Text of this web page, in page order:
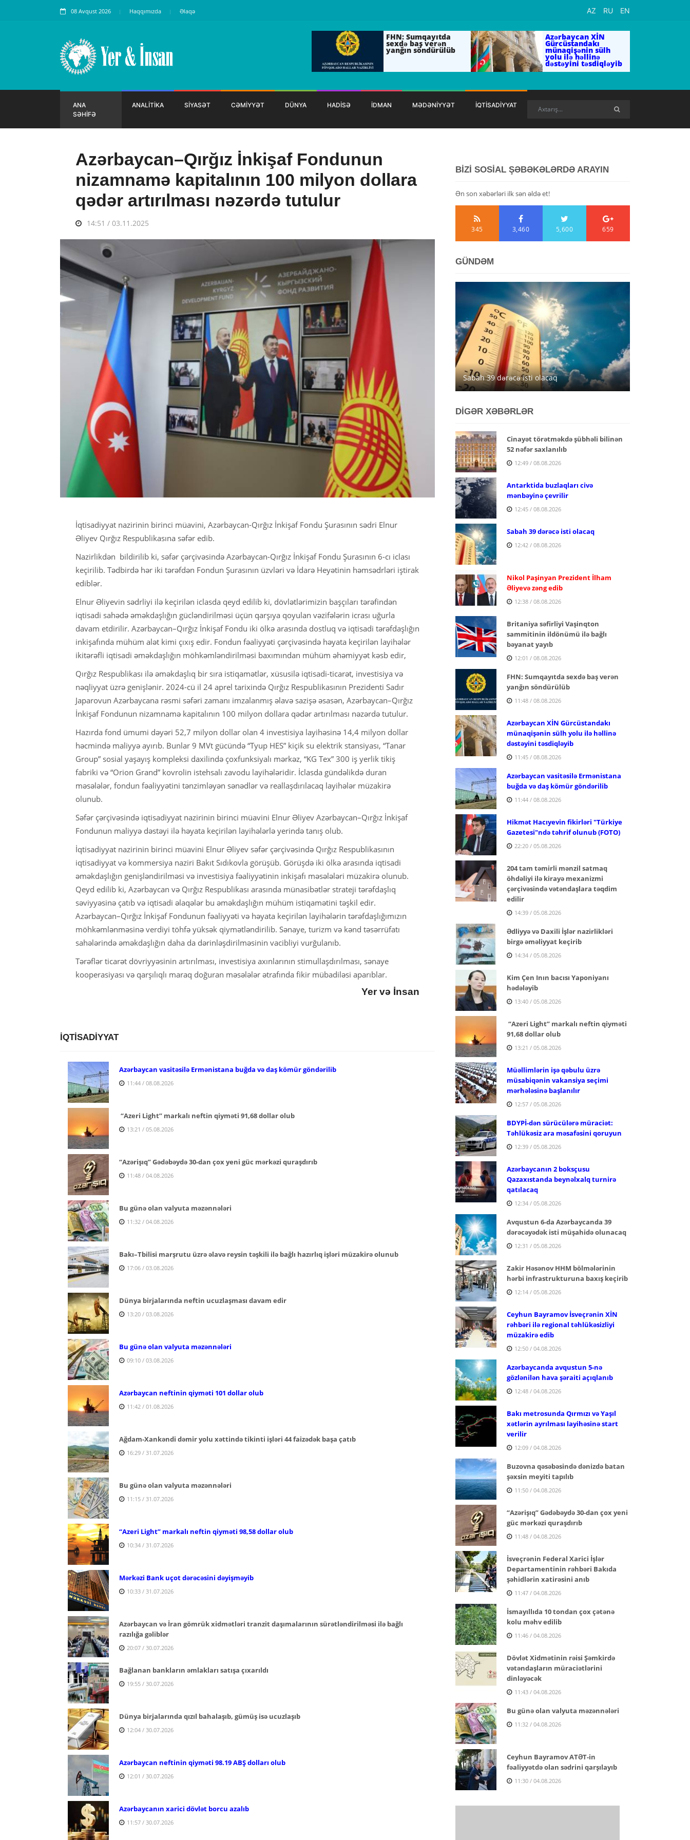
08 Avqust 2026 Haqqımızda Əlaqə AZ RU EN
FHN: Sumqayıtda
sexdə baş verən
yanğın söndürülüb
Azərbaycan XİN
Gürcüstandakı
münaqişənin sülh
yolu ilə həllinə
dəstəyini təsdiqləyib
ANA
SƏHİFƏ
ANALİTİKA SİYASƏT CƏMİYYƏT DÜNYA HADİSƏ İDMAN MƏDƏNİYYƏT İQTİSADİYYAT
Azərbaycan–Qırğız İnkişaf Fondunun
nizamnamə kapitalının 100 milyon dollara
qədər artırılması nəzərdə tutulur
14:51 / 03.11.2025
İqtisadiyyat nazirinin birinci müavini, Azərbaycan-Qırğız İnkişaf Fondu Şurasının sədri Elnur
Əliyev Qırğız Respublikasına səfər edib.
Nazirlikdən bildirilib ki, səfər çərçivəsində Azərbaycan-Qırğız İnkişaf Fondu Şurasının 6-cı iclası
keçirilib. Tədbirdə hər iki tərəfdən Fondun Şurasının üzvləri və İdarə Heyətinin həmsədrləri iştirak
ediblər.
Elnur Əliyevin sədrliyi ilə keçirilən iclasda qeyd edilib ki, dövlətlərimizin başçıları tərəfindən
iqtisadi sahədə əməkdaşlığın gücləndirilməsi üçün qarşıya qoyulan vəzifələrin icrası uğurla
davam etdirilir. Azərbaycan–Qırğız İnkişaf Fondu iki ölkə arasında dostluq və iqtisadi tərəfdaşlığın
inkişafında mühüm alət kimi çıxış edir. Fondun fəaliyyəti çərçivəsində həyata keçirilən layihələr
ikitərəfli iqtisadi əməkdaşlığın möhkəmləndirilməsi baxımından mühüm əhəmiyyət kəsb edir,
Qırğız Respublikası ilə əməkdaşlıq bir sıra istiqamətlər, xüsusilə iqtisadi-ticarət, investisiya və
nəqliyyat üzrə genişlənir. 2024-cü il 24 aprel tarixində Qırğız Respublikasının Prezidenti Sadır
Japarovun Azərbaycana rəsmi səfəri zamanı imzalanmış əlavə sazişə əsasən, Azərbaycan–Qırğız
İnkişaf Fondunun nizamnamə kapitalının 100 milyon dollara qədər artırılması nəzərdə tutulur.
Hazırda fond ümumi dəyəri 52,7 milyon dollar olan 4 investisiya layihəsinə 14,4 milyon dollar
həcmində maliyyə ayırıb. Bunlar 9 MVt gücündə “Tyup HES” kiçik su elektrik stansiyası, “Tanar
Group” sosial yaşayış kompleksi daxilində çoxfunksiyalı mərkəz, “KG Tex” 300 iş yerlik tikiş
fabriki və “Orion Grand” kovrolin istehsalı zavodu layihələridir. İclasda gündəlikdə duran
məsələlər, fondun fəaliyyətini tənzimləyən sənədlər və reallaşdırılacaq layihələr müzakirə
olunub.
Səfər çərçivəsində iqtisadiyyat nazirinin birinci müavini Elnur Əliyev Azərbaycan–Qırğız İnkişaf
Fondunun maliyyə dəstəyi ilə həyata keçirilən layihələrlə yerində tanış olub.
İqtisadiyyat nazirinin birinci müavini Elnur Əliyev səfər çərçivəsində Qırğız Respublikasının
iqtisadiyyat və kommersiya naziri Bakıt Sıdıkovla görüşüb. Görüşdə iki ölkə arasında iqtisadi
əməkdaşlığın genişləndirilməsi və investisiya fəaliyyətinin inkişafı məsələləri müzakirə olunub.
Qeyd edilib ki, Azərbaycan və Qırğız Respublikası arasında münasibətlər strateji tərəfdaşlıq
səviyyəsinə çatıb və iqtisadi əlaqələr bu əməkdaşlığın mühüm istiqamətini təşkil edir.
Azərbaycan–Qırğız İnkişaf Fondunun fəaliyyəti və həyata keçirilən layihələrin tərəfdaşlığımızın
möhkəmlənməsinə verdiyi töhfə yüksək qiymətləndirilib. Sənaye, turizm və kənd təsərrüfatı
sahələrində əməkdaşlığın daha da dərinləşdirilməsinin vacibliyi vurğulanıb.
Tərəflər ticarət dövriyyəsinin artırılması, investisiya axınlarının stimullaşdırılması, sənaye
kooperasiyası və qarşılıqlı maraq doğuran məsələlər ətrafında fikir mübadiləsi aparıblar.
Yer və İnsan
İQTİSADİYYAT
Azərbaycan vasitəsilə Ermənistana buğda və daş kömür göndərilib
11:44 / 08.08.2026
“Azeri Light” markalı neftin qiyməti 91,68 dollar olub
13:21 / 05.08.2026
“Azərişıq” Gədəbəydə 30-dan çox yeni güc mərkəzi quraşdırıb
11:48 / 04.08.2026
Bu günə olan valyuta məzənnələri
11:32 / 04.08.2026
Bakı–Tbilisi marşrutu üzrə əlavə reysin təşkili ilə bağlı hazırlıq işləri müzakirə olunub
17:06 / 03.08.2026
Dünya birjalarında neftin ucuzlaşması davam edir
13:20 / 03.08.2026
Bu günə olan valyuta məzənnələri
09:10 / 03.08.2026
Azərbaycan neftinin qiyməti 101 dollar olub
11:42 / 01.08.2026
Ağdam-Xankəndi dəmir yolu xəttində tikinti işləri 44 faizədək başa çatıb
16:29 / 31.07.2026
Bu günə olan valyuta məzənnələri
11:15 / 31.07.2026
“Azeri Light” markalı neftin qiyməti 98,58 dollar olub
10:34 / 31.07.2026
Mərkəzi Bank uçot dərəcəsini dəyişməyib
10:33 / 31.07.2026
Azərbaycan və İran gömrük xidmətləri tranzit daşımalarının sürətləndirilməsi ilə bağlı
razılığa gəliblər
20:07 / 30.07.2026
Bağlanan bankların əmlakları satışa çıxarıldı
19:55 / 30.07.2026
Dünya birjalarında qızıl bahalaşıb, gümüş isə ucuzlaşıb
12:04 / 30.07.2026
Azərbaycan neftinin qiyməti 98.19 ABŞ dolları olub
12:01 / 30.07.2026
Azərbaycanın xarici dövlət borcu azalıb
11:57 / 30.07.2026
BİZİ SOSİAL ŞƏBƏKƏLƏRDƏ ARAYIN
Ən son xəbərləri ilk sən əldə et!
345 3,460 5,600 659
GÜNDƏM
Sabah 39 dərəcə isti olacaq
DİGƏR XƏBƏRLƏR
Cinayət törətməkdə şübhəli bilinən
52 nəfər saxlanılıb
12:49 / 08.08.2026
Antarktida buzlaqları civə
mənbəyinə çevrilir
12:45 / 08.08.2026
Sabah 39 dərəcə isti olacaq
12:42 / 08.08.2026
Nikol Paşinyan Prezident İlham
Əliyevə zəng edib
12:38 / 08.08.2026
Britaniya səfirliyi Vaşinqton
sammitinin ildönümü ilə bağlı
bəyanat yayıb
12:01 / 08.08.2026
FHN: Sumqayıtda sexdə baş verən
yanğın söndürülüb
11:48 / 08.08.2026
Azərbaycan XİN Gürcüstandakı
münaqişənin sülh yolu ilə həllinə
dəstəyini təsdiqləyib
11:45 / 08.08.2026
Azərbaycan vasitəsilə Ermənistana
buğda və daş kömür göndərilib
11:44 / 08.08.2026
Hikmət Hacıyevin fikirləri "Türkiye
Gazetesi"ndə təhrif olunub (FOTO)
22:20 / 05.08.2026
204 tam təmirli mənzil satmaq
öhdəliyi ilə kirayə mexanizmi
çərçivəsində vətəndaşlara təqdim
edilir
14:39 / 05.08.2026
Ədliyyə və Daxili İşlər nazirlikləri
birgə əməliyyat keçirib
14:34 / 05.08.2026
Kim Çen Inın bacısı Yaponiyanı
hədələyib
13:40 / 05.08.2026
“Azeri Light” markalı neftin qiyməti
91,68 dollar olub
13:21 / 05.08.2026
Müəllimlərin işə qəbulu üzrə
müsabiqənin vakansiya seçimi
mərhələsinə başlanılır
12:57 / 05.08.2026
BDYPİ-dən sürücülərə müraciət:
Təhlükəsiz ara məsafəsini qoruyun
12:39 / 05.08.2026
Azərbaycanın 2 boksçusu
Qazaxıstanda beynəlxalq turnirə
qatılacaq
12:34 / 05.08.2026
Avqustun 6-da Azərbaycanda 39
dərəcəyədək isti müşahidə olunacaq
12:31 / 05.08.2026
Zakir Həsənov HHM bölmələrinin
hərbi infrastrukturuna baxış keçirib
12:14 / 05.08.2026
Ceyhun Bayramov İsveçrənin XİN
rəhbəri ilə regional təhlükəsizliyi
müzakirə edib
12:50 / 04.08.2026
Azərbaycanda avqustun 5-nə
gözlənilən hava şəraiti açıqlanıb
12:48 / 04.08.2026
Bakı metrosunda Qırmızı və Yaşıl
xətlərin ayrılması layihəsinə start
verilir
12:09 / 04.08.2026
Buzovna qəsəbəsində dənizdə batan
şəxsin meyiti tapılıb
11:50 / 04.08.2026
“Azərişıq” Gədəbəydə 30-dan çox yeni
güc mərkəzi quraşdırıb
11:48 / 04.08.2026
İsveçrənin Federal Xarici İşlər
Departamentinin rəhbəri Bakıda
şəhidlərin xatirəsini anıb
11:47 / 04.08.2026
İsmayıllıda 10 tondan çox çətənə
kolu məhv edilib
11:46 / 04.08.2026
Dövlət Xidmətinin rəisi Şəmkirdə
vətəndaşların müraciətlərini
dinləyəcək
11:43 / 04.08.2026
Bu günə olan valyuta məzənnələri
11:32 / 04.08.2026
Ceyhun Bayramov ATƏT-in
fəaliyyətdə olan sədrini qarşılayıb
11:30 / 04.08.2026